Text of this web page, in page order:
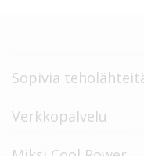
Sopivia
Verkkopalvelu